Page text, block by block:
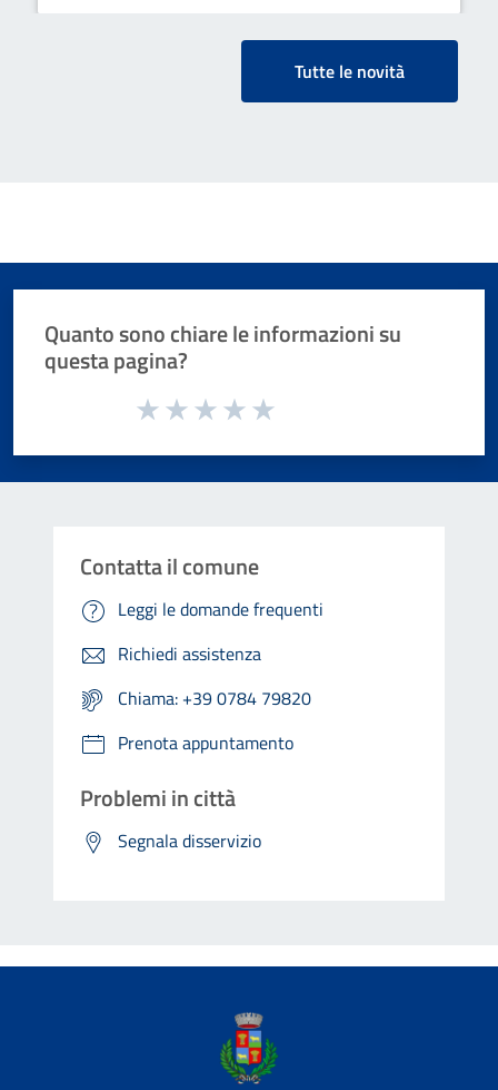
Tutte le novità
Quanto sono chiare le informazioni su
questa pagina?
Valuta da 1 a 5 stelle la pagina
Contatta il comune
Leggi le domande frequenti
Richiedi assistenza
Chiama: +39 0784 79820
Prenota appuntamento
Problemi in città
Segnala disservizio